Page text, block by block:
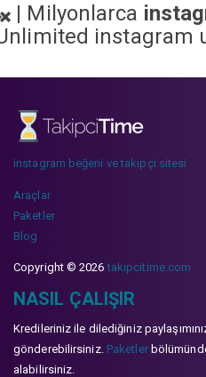
| Milyonlarca
instagram
instagram beğeni ve takipçi sitesi
Araçlar
Paketler
Blog
Copyright © 2026takipcitime.com
NASIL ÇALIŞIR
Kredileriniz ile dilediğiniz
gönderebilirsiniz. Paketler
alabilirsiniz.